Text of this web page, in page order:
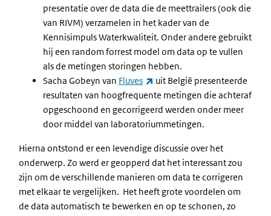
presentatie over de data die de meettrailers (ook die
van RIVM) verzamelen in het kader van de
Kennisimpuls Waterkwaliteit. Onder andere gebruikt
hij een random forrest model om data op te vullen
als de metingen storingen hebben.
Sacha Gobeyn van Fluves (externe link)
uit België presenteerde
resultaten van hoogfrequente metingen die achteraf
opgeschoond en gecorrigeerd werden onder meer
door middel van laboratoriummetingen.
Hierna ontstond er een levendige discussie over het
onderwerp. Zo werd er geopperd dat het interessant zou
zijn om de verschillende manieren om data te corrigeren
met elkaar te vergelijken. Het heeft grote voordelen om
de data automatisch te bewerken en op te schonen, zo